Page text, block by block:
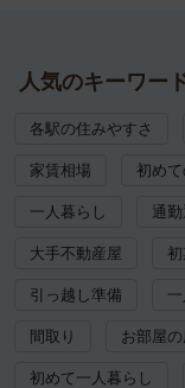
人気のキーワー
各駅の住みやすさ
家賃相場 初め
一人暮らし 通
大手不動産屋
引っ越し準備
間取り お部屋の
初めて一人暮らし